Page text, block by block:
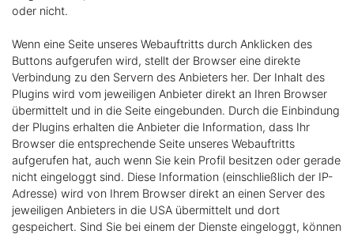
oder nicht.
Wenn eine Seite unseres Webauftritts durch Anklicken des
Buttons aufgerufen wird, stellt der Browser eine direkte
Verbindung zu den Servern des Anbieters her. Der Inhalt des
Plugins wird vom jeweiligen Anbieter direkt an Ihren Browser
übermittelt und in die Seite eingebunden. Durch die Einbindung
der Plugins erhalten die Anbieter die Information, dass Ihr
Browser die entsprechende Seite unseres Webauftritts
aufgerufen hat, auch wenn Sie kein Profil besitzen oder gerade
nicht eingeloggt sind. Diese Information (einschließlich der IP-
Adresse) wird von Ihrem Browser direkt an einen Server des
jeweiligen Anbieters in die USA übermittelt und dort
gespeichert. Sind Sie bei einem der Dienste eingeloggt, können